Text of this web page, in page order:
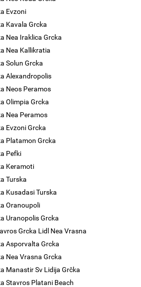
Evzoni
Kavala Grcka
Nea Iraklica Grcka
Nea Kallikratia
Solun Grcka
Alexandropolis
Neos Peramos
Olimpia Grcka
Nea Peramos
Evzoni Grcka
Platamon Grcka
Pefki
Keramoti
Turska
Kusadasi Turska
Oranoupoli
Uranopolis Grcka
Grcka Lidl Nea Vrasna
Asporvalta Grcka
Nea Vrasna Grcka
Manastir Sv Lidija Grčka
Stavros Platani Beach